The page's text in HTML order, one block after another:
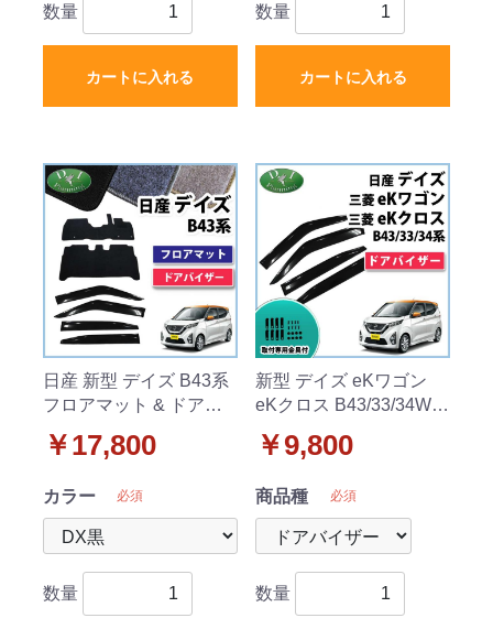
数量
カートに入れる
数量
カートに入れる
日産 新型 デイズ B43系
フロアマット & ドアバ
ズ
￥17,800
カラー 必須
数量
新型 デイズ eKワゴン
eKクロス B43/33/34W系
ルバイザー
￥9,800
商品種 必須
数量